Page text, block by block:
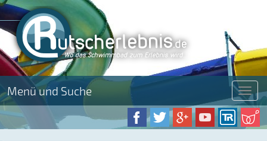
Menü und Suche Menü